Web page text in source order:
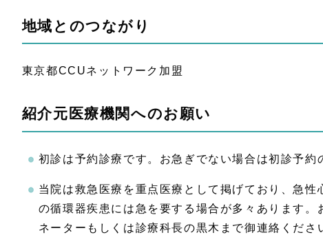
地域とのつながり
東京都CCUネットワーク加盟
紹介元医療機関へのお願い
初診は予約診療です。お急ぎでない場合は初診予約
当院は救急医療を重点医療として掲げており、急
の循環器疾患には急を要する場合が多々あります。
ネーターもしくは診療科長の黒木まで御連絡くださ